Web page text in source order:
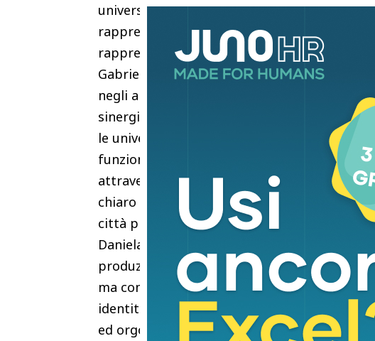
university. Kevin Murphy per la New Heaven
rappresentanti delle associazioni che
rappresentante di Legambiente Prato Elena
Gabriele Bosi, assessore al turismo: “Prato
negli anni, si è consolidato nel tempo. Ed è
sinergia molto forte che ormai da tempo
le università straniere. E’ stato pensato
funzione. Da un lato promuovere
attraverso la conoscenza reciproca.
chiaro con eventi strutturati la presenza
città pienamente universitaria.”
Daniela Toccafondi, presidente Pin: “Prato
produzioni sostenibili. Vogliamo affermare
ma come stile di vita. Le tre università del
identità coinvolgendo i giovani di tutto il
ed orgogliosi di questo progetto che solo